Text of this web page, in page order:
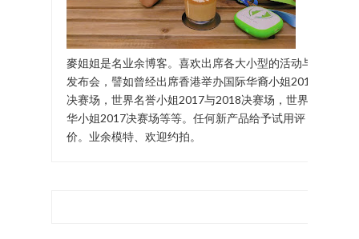
麥姐姐是名业余博客。喜欢出席各大小型的活动与
发布会，譬如曾经出席香港举办国际华裔小姐2017
决赛场，世界名誉小姐2017与2018决赛场，世界中
华小姐2017决赛场等等。任何新产品给予试用评
价。业余模特、欢迎约拍。